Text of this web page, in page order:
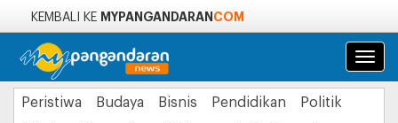
KEMBALI KE MYPANGANDARAN COM
Peristiwa Budaya Bisnis Pendidikan
Politik